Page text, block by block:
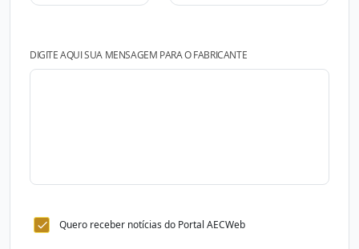
DIGITE AQUI SUA MENSAGEM PARA O FABRICANTE
Quero receber notícias do Portal AECWeb